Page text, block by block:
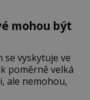
mohou být
se vyskytuje ve
poměrně velká
ale nemohou,